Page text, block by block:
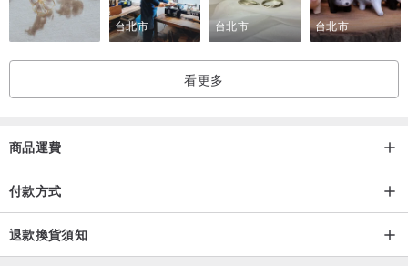
與不同顏色的衣服分開洗滌
不可機器烘乾
可用石油類、氟素、四氟乙烯、三氯乙烷乾洗溶劑清洗
灰色高領毛衣，高貴時尚的冬天毛衣
台北市 台北市 台北市
看更多
商品運費
付款方式
退款換貨須知